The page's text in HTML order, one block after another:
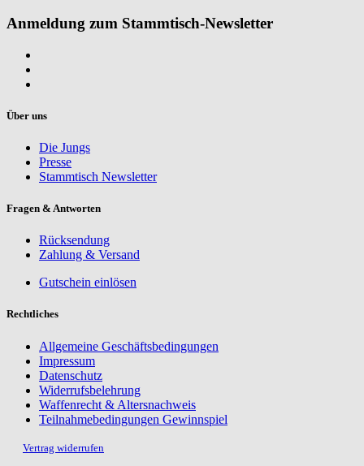
Anmeldung zum Stammtisch-Newsletter
Über uns
Die Jungs
Presse
Stammtisch Newsletter
Fragen & Antworten
Rücksendung
Zahlung & Versand
Gutschein einlösen
Rechtliches
Allgemeine Geschäftsbedingungen
Impressum
Datenschutz
Widerrufsbelehrung
Waffenrecht & Altersnachweis
Teilnahmebedingungen Gewinnspiel
Vertrag widerrufen